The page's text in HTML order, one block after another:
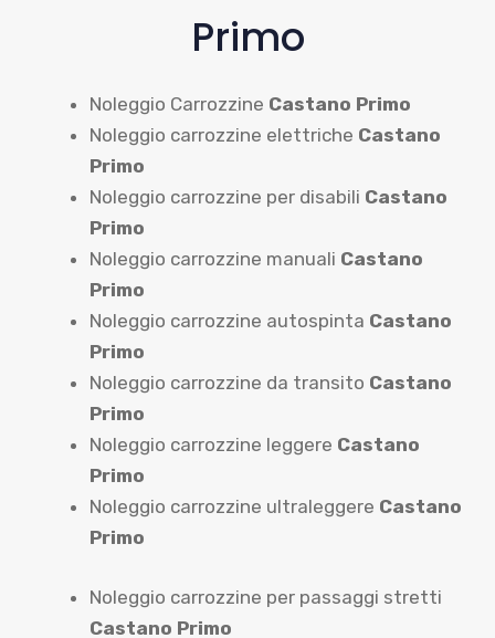
Primo
Noleggio Carrozzine Castano Primo
Noleggio carrozzine elettriche Castano
Primo
Noleggio carrozzine per disabili Castano
Primo
Noleggio carrozzine manuali Castano
Primo
Noleggio carrozzine autospinta Castano
Primo
Noleggio carrozzine da transito Castano
Primo
Noleggio carrozzine leggere Castano
Primo
Noleggio carrozzine ultraleggere Castano
Primo
Noleggio carrozzine per passaggi stretti
Castano Primo